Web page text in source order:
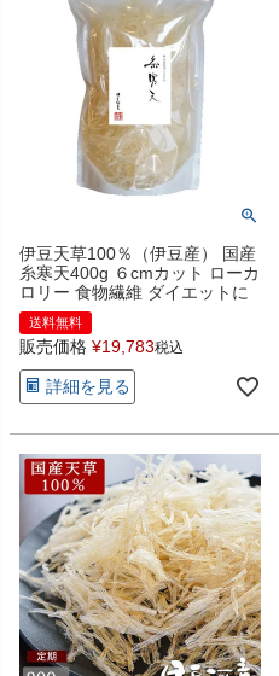
伊豆天草100％（伊豆産） 国産
糸寒天400g ６cmカット ローカ
ロリー 食物繊維 ダイエットに
送料無料
販売価格 ¥19,783税込
詳細を見る